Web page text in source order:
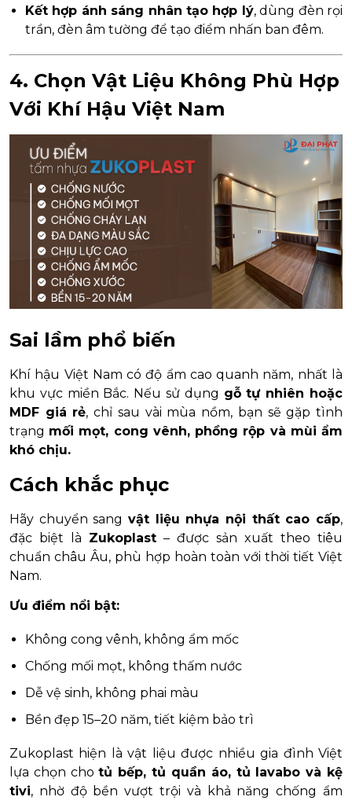
Kết hợp ánh sáng nhân tạo hợp lý, dùng đèn rọi
trần, đèn âm tường để tạo điểm nhấn ban đêm.
4. Chọn Vật Liệu Không Phù Hợp
Với Khí Hậu Việt Nam
Sai lầm phổ biến
Khí hậu Việt Nam có độ ẩm cao quanh năm, nhất là
khu vực miền Bắc. Nếu sử dụng gỗ tự nhiên hoặc
MDF giá rẻ, chỉ sau vài mùa nồm, bạn sẽ gặp tình
trạng mối mọt, cong vênh, phồng rộp và mùi ẩm
khó chịu.
Cách khắc phục
Hãy chuyển sang vật liệu nhựa nội thất cao cấp,
đặc biệt là Zukoplast – được sản xuất theo tiêu
chuẩn châu Âu, phù hợp hoàn toàn với thời tiết Việt
Nam.
Ưu điểm nổi bật:
Không cong vênh, không ẩm mốc
Chống mối mọt, không thấm nước
Dễ vệ sinh, không phai màu
Bền đẹp 15–20 năm, tiết kiệm bảo trì
Zukoplast hiện là vật liệu được nhiều gia đình Việt
lựa chọn chotủ bếp, tủ quần áo, tủ lavabo và kệ
tivi, nhờ độ bền vượt trội và khả năng chống ẩm